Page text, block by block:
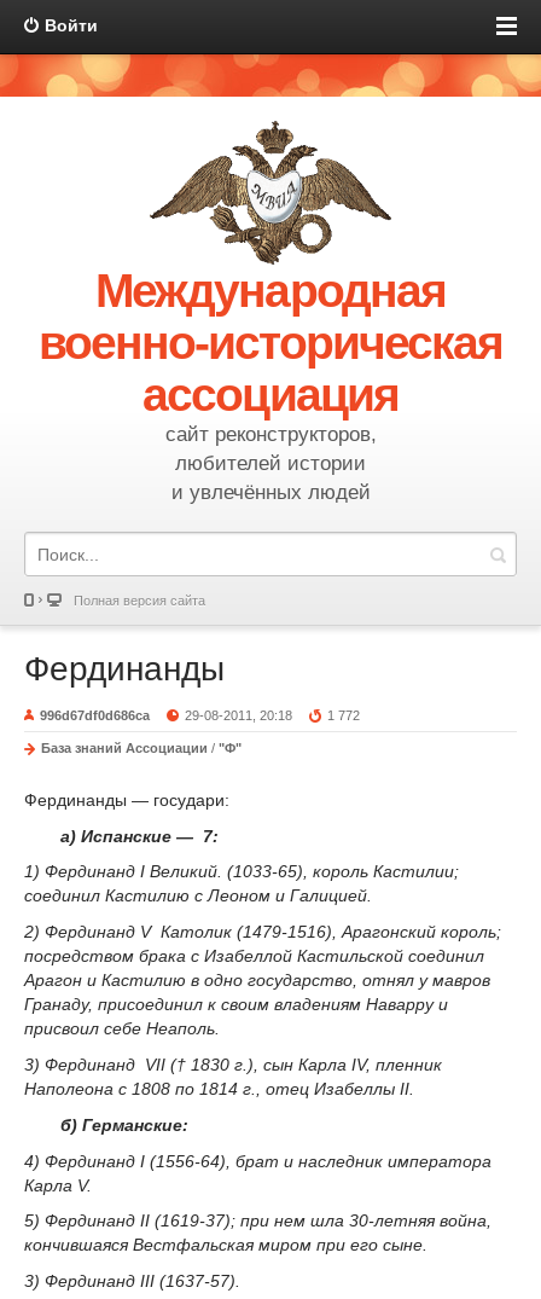
Войти
Международная
военно-историческая
ассоциация
сайт реконструкторов,
любителей истории
и увлечённых людей
Полная версия сайта
Фердинанды
996d67df0d686ca 29-08-2011, 20:18 1 772
База знаний Ассоциации / "Ф"
Фердинанды — государи:
а) Испанские — 7:
1) Фердинанд I Великий. (1033-65), король Кастилии;
соединил Кастилию с Леоном и Галицией.
2) Фердинанд V Католик (1479-1516), Арагонский король;
посредством брака с Изабеллой Кастильской соединил
Арагон и Кастилию в одно государство, отнял у мавров
Гранаду, присоединил к своим владениям Наварру и
присвоил себе Неаполь.
3) Фердинанд VII († 1830 г.), сын Карла IV, пленник
Наполеона с 1808 по 1814 г., отец Изабеллы II.
б) Германские:
4) Фердинанд I (1556-64), брат и наследник императора
Карла V.
5) Фердинанд II (1619-37); при нем шла 30-летняя война,
кончившаяся Вестфальская миром при его сыне.
3) Фердинанд III (1637-57).